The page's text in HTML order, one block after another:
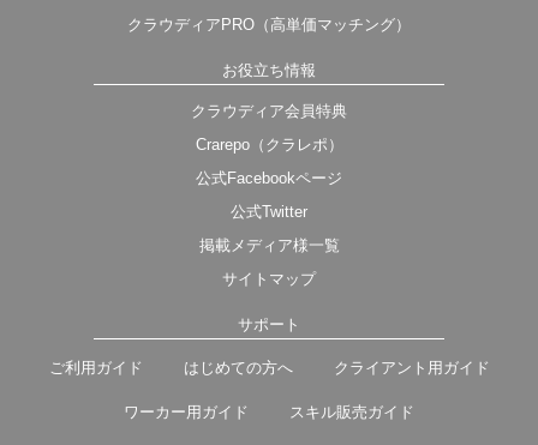
クラウディアPRO（高単価マッチング）
お役立ち情報
クラウディア会員特典
Crarepo（クラレポ）
公式Facebookページ
公式Twitter
掲載メディア様一覧
サイトマップ
サポート
ご利用ガイド はじめての方へ クライアント用ガイド
ワーカー用ガイド スキル販売ガイド